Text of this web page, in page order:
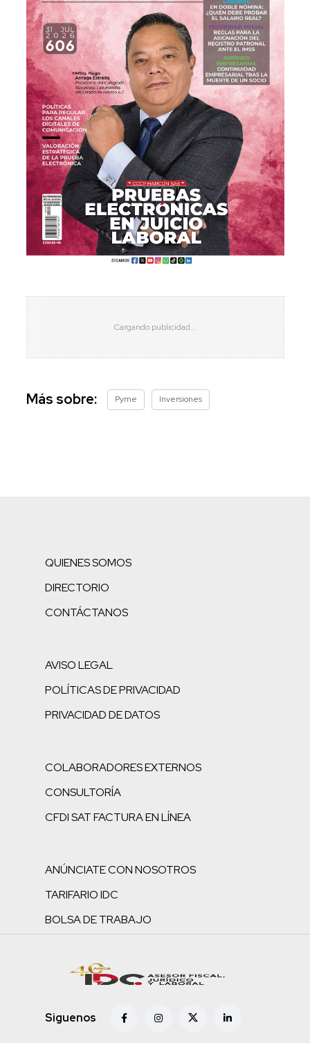
Más sobre: Pyme Inversiones
QUIENES SOMOS
DIRECTORIO
CONTÁCTANOS
AVISO LEGAL
POLÍTICAS DE PRIVACIDAD
PRIVACIDAD DE DATOS
COLABORADORES EXTERNOS
CONSULTORÍA
CFDI SAT FACTURA EN LÍNEA
ANÚNCIATE CON NOSOTROS
TARIFARIO IDC
BOLSA DE TRABAJO
Siguenos